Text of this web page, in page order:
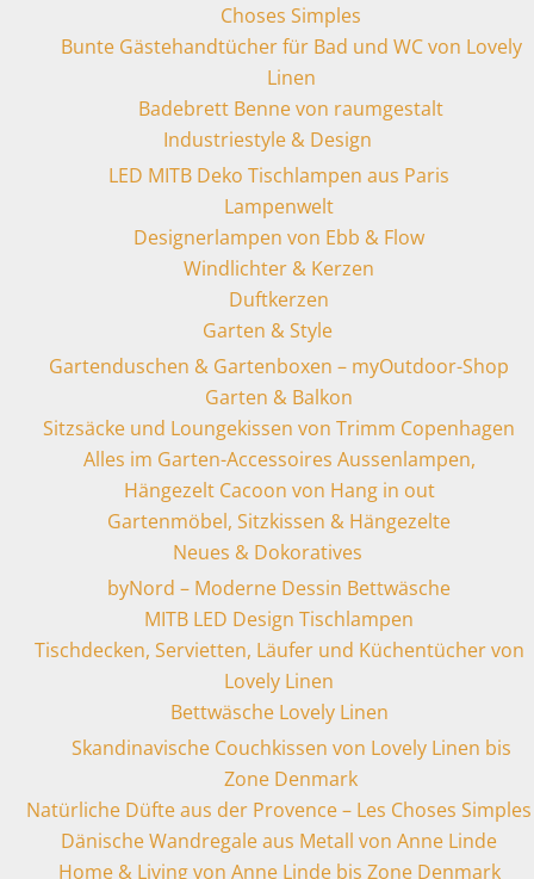
Choses Simples
Bunte Gästehandtücher für Bad und WC von Lovely
Linen
Badebrett Benne von raumgestalt
Industriestyle & Design
LED MITB Deko Tischlampen aus Paris
Lampenwelt
Designerlampen von Ebb & Flow
Windlichter & Kerzen
Duftkerzen
Garten & Style
Gartenduschen & Gartenboxen – myOutdoor-Shop
Garten & Balkon
Sitzsäcke und Loungekissen von Trimm Copenhagen
Alles im Garten-Accessoires Aussenlampen,
Hängezelt Cacoon von Hang in out
Gartenmöbel, Sitzkissen & Hängezelte
Neues & Dokoratives
byNord – Moderne Dessin Bettwäsche
MITB LED Design Tischlampen
Tischdecken, Servietten, Läufer und Küchentücher von
Lovely Linen
Bettwäsche Lovely Linen
Skandinavische Couchkissen von Lovely Linen bis
Zone Denmark
Natürliche Düfte aus der Provence – Les Choses Simples
Dänische Wandregale aus Metall von Anne Linde
Home & Living von Anne Linde bis Zone Denmark